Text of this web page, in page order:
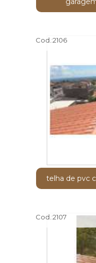
Cod.:2106
telha de pvc
Cod.:2107